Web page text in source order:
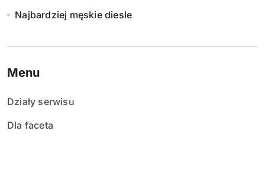
Najbardziej męskie diesle
Menu
Działy serwisu
Dla faceta